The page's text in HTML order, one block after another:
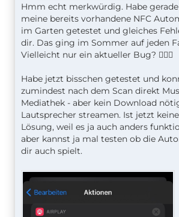
Hmm echt merkwürdig. Habe
meine bereits vorhandene NFC
im Garten getestet und gleiches
dir. Das ging im Sommer auf jeden
Vielleicht nur ein aktueller Bug? 🤷🏻‍♂️
Habe jetzt bisschen getestet und
zumindest nach dem Scan direkt
Mediathek - aber kein Download
Lautsprecher streamen. Ist jetzt
Lösung, weil es ja auch anders
aber kannst ja mal testen ob die
dir auch spielt.